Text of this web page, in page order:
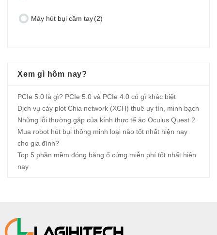
Máy hút bụi cầm tay(2)
Xem gì hôm nay?
PCIe 5.0 là gì? PCIe 5.0 và PCIe 4.0 có gì khác biệt
Dịch vụ cày plot Chia network (XCH) thuê uy tín, minh bạch
Những lỗi thường gặp của kính thực tế ảo Oculus Quest 2
Mua robot hút bụi thông minh loại nào tốt nhất hiện nay
cho gia đình?
Top 5 phần mềm đóng băng ổ cứng miễn phí tốt nhất hiện
nay